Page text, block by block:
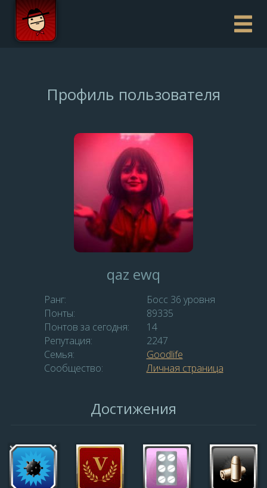
Профиль пользователя
qaz ewq
Ранг:
Босс 36 уровня
Понты:
89335
Понтов за сегодня:
14
Репутация:
2247
Семья:
Goodlife
Сообщество:
Личная страница
Достижения